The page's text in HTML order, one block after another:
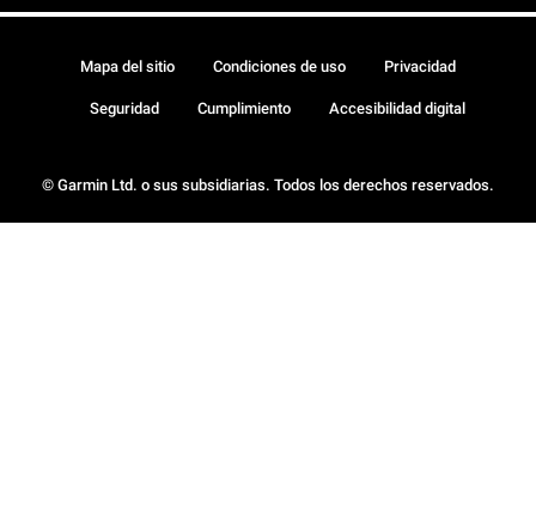
© Garmin Ltd. o sus subsidiarias. Todos los derechos reservados.
Mapa del sitio Condiciones de uso Privacidad
Seguridad Cumplimiento Accesibilidad digital